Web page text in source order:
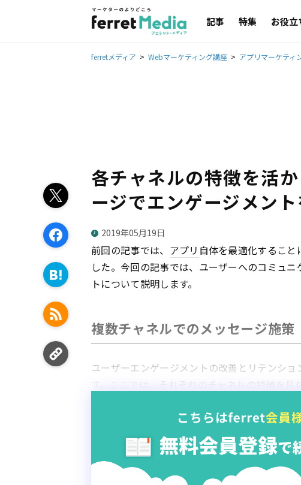
記事 特集 お役立
ferretメディア Webマーケティング講座 アプリマーケティ
各チャネルの特徴を活
ージでエンゲージメン
2019年05月19日
前回の記事では、 アプリ 自体を最適化すること
した。今回の記事では、ユーザーへのコミュニ
トについて説明します。
複数チャネルでのメッセージ施策
ユーザーエンゲージメント の改善と リテンショ
1.アプリ内メッセージ
ユーザーエンゲージメン